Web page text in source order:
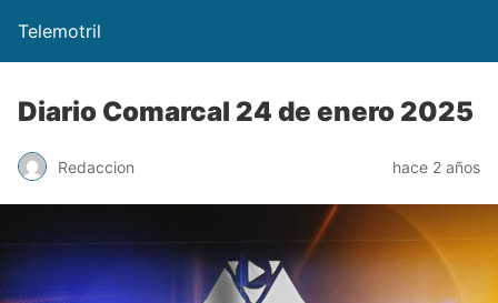
Telemotril
Diario Comarcal 24 de enero 2025
Redaccion hace 2 años